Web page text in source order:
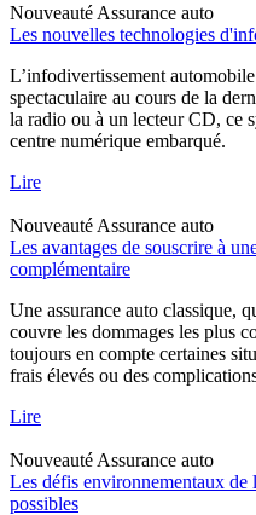
Nouveauté Assurance auto
Les nouvelles technologies
L’infodivertissement
spectaculaire au cours de la
la radio ou à un lecteur CD, ce
centre numérique embarqué.
Lire
Nouveauté Assurance auto
Les avantages de souscrire à
complémentaire
Une assurance auto classique,
couvre les dommages les plus
toujours en compte certaines
frais élevés ou des
Lire
Nouveauté Assurance auto
Les défis environnementaux
possibles